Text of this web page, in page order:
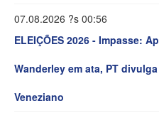
07.08.2026 ?s 00:56
ELEIÇÕES 2026 - Impasse:
Wanderley em ata, PT
Veneziano